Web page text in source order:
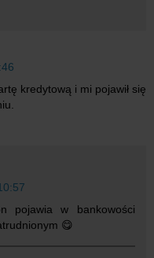
kredytową i mi pojawił się
pojawia w bankowości
😋